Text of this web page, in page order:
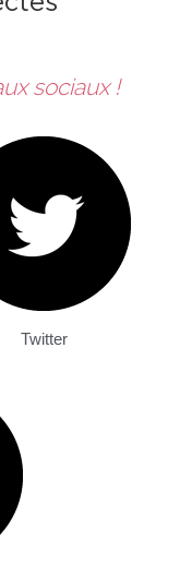
sociaux !
Twitter